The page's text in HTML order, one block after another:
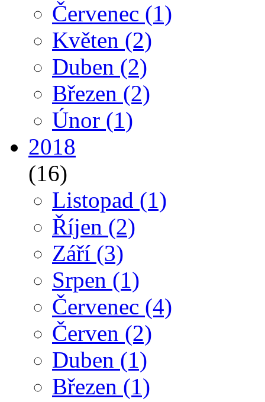
Červenec (1)
Květen (2)
Duben (2)
Březen (2)
Únor (1)
2018
(16)
Listopad (1)
Říjen (2)
Září (3)
Srpen (1)
Červenec (4)
Červen (2)
Duben (1)
Březen (1)